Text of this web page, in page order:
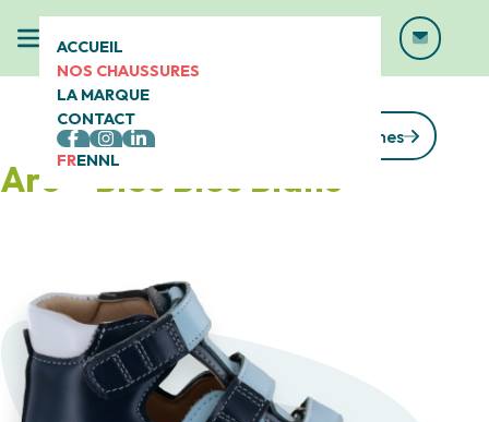
ACCUEIL
NOS CHAUSSURES
LA MARQUE
CONTACT
FRENNL
Aro – Bleu Bleu Blanc
Voir toutes les gammes